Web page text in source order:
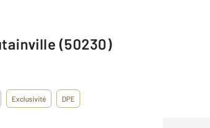
(50230)
Exclusivité DPE